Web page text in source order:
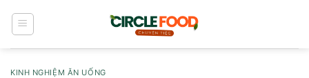
qua
KINH NGHIỆM ĂN UỐNG